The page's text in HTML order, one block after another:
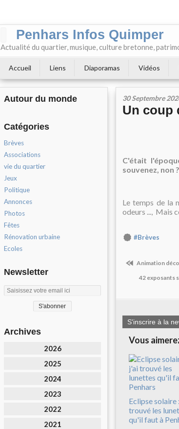
Penhars Infos Quimper
Actualité du quartier, musique, culture bretonne,
Accueil Liens Diaporamas Vidéos
Autour du monde
Catégories
Brèves
Associations
vie du quartier
Jeux
Politique
Annonces
Photos
Fêtes
Rénovation urbaine
Ecoles
Newsletter
Archives
2026
2025
2024
2023
2022
2021
30 Septembre
Un coup
C'était
souvenez, non
Le temps de la
odeurs ..., Mais
#Brèves
Animation
42 exposants
S'inscrire à la
Vous
Eclipse solaire
trouvé les
qu'il faut à